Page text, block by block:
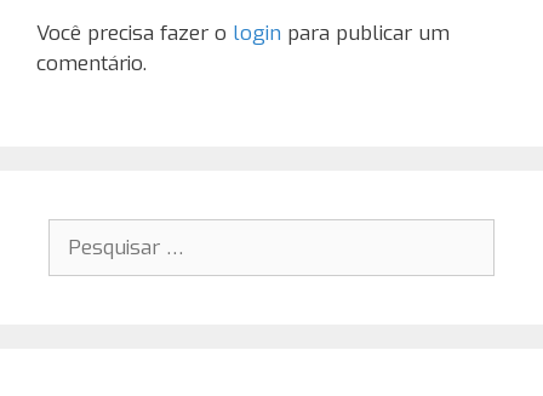
Você precisa fazer o login para publicar um
comentário.
Pesquisar
por: